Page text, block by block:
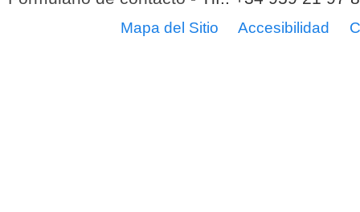
Mapa del Sitio Accesibilidad